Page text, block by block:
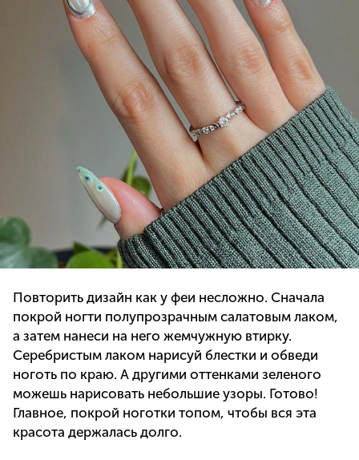
Повторить дизайн как у феи несложно. Сначала
покрой ногти полупрозрачным салатовым лаком,
а затем нанеси на него жемчужную втирку.
Серебристым лаком нарисуй блестки и обведи
ноготь по краю. А другими оттенками зеленого
можешь нарисовать небольшие узоры. Готово!
Главное, покрой ноготки топом, чтобы вся эта
красота держалась долго.